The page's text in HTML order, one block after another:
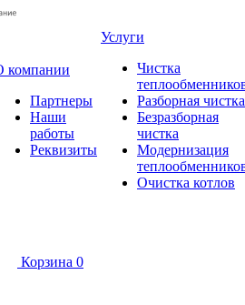
компании
Партнеры
Наши
работы
Реквизиты
Услуги
Чистка
Разборная чистка
Безразборная
чистка
Модернизация
Очистка котлов
Корзина 0